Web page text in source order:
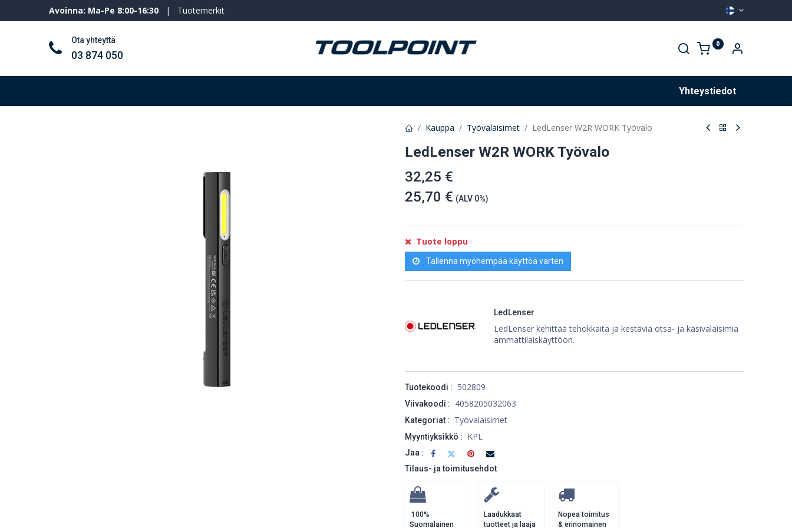
Avoinna: Ma-Pe 8:00-16:30 | Tuotemerkit
Ota yhteyttä
03 874 050
0
Yhteystiedot
Kauppa Työvalaisimet LedLenser W2R WORK Työvalo
LedLenser W2R WORK Työvalo
32,25 €
25,70 € (ALV 0%)
Tuote loppu
Tallenna myöhempää käyttöä varten
LedLenser
LedLenser kehittää tehokkaita ja kestäviä otsa- ja käsivalaisimia
ammattilaiskäyttöön.
Tuotekoodi : 502809
Viivakoodi : 4058205032063
Kategoriat : Työvalaisimet
Myyntiyksikkö : KPL
Jaa :
Tilaus- ja toimitusehdot
100%
Suomalainen
Laadukkaat
tuotteet ja laaja
Nopea toimitus
& erinomainen